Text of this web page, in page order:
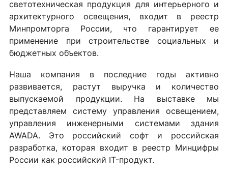
светотехническая продукция для интерьерного и
архитектурного освещения, входит в реестр
Минпромторга России, что гарантирует ее
применение при строительстве социальных и
бюджетных объектов.
Наша компания в последние годы активно
развивается, растут выручка и количество
выпускаемой продукции. На выставке мы
представляем систему управления освещением,
управления инженерными системами здания
AWADA. Это российский софт и российская
разработка, которая входит в реестр Минцифры
России как российский IT-продукт.